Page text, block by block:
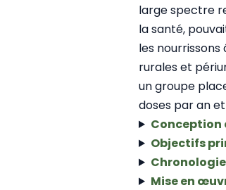
large spectre
la santé,
les nourrissons
rurales et
un groupe
doses par an
Conception
Objectifs
Mise en